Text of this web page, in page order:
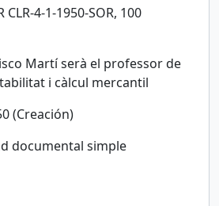
CLR-4-1-1950-SOR, 100
Martí serà el professor de
i càlcul mercantil
(Creación)
documental simple